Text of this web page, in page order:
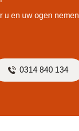
u en uw ogen nemen
0314 840 134